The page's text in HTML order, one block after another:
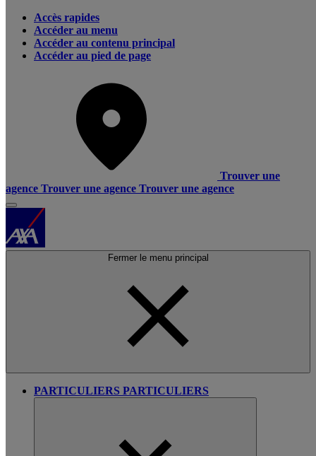
Accès rapides
Accéder au menu
Accéder au contenu principal
Accéder au pied de page
Trouver une
agence Trouver une agence Trouver une agence
Fermer le menu principal
PARTICULIERS PARTICULIERS